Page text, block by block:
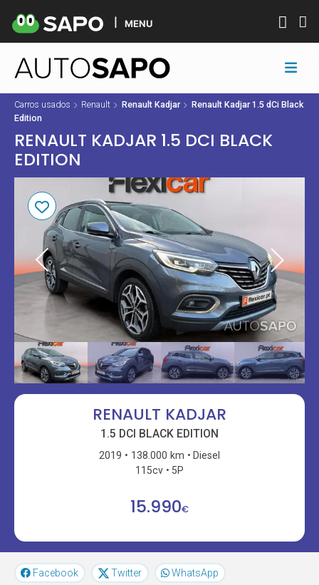
MENU
Carros usados Renault Renault Kadjar
Renault Kadjar 1.5 dCi Black
Edition
RENAULT KADJAR 1.5 DCI BLACK
EDITION
RENAULT KADJAR
1.5 DCI BLACK EDITION
2019 138.000 km
Diesel
115cv
5P
15.990€
Facebook Twitter WhatsApp